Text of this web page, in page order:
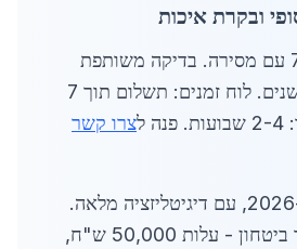
תשלום יתרה 70% עם מסירה. בדיקה משותפת
באתר. אחריות 2 שנים. לוח זמנים: תשלום תוך 7
צרו קשר
התהליך מותאם ל-2026, עם דיגיטליזציה מלאה.
דוגמה: פרויקט גדר ביטחון - עלות 50,000 ש"ח,